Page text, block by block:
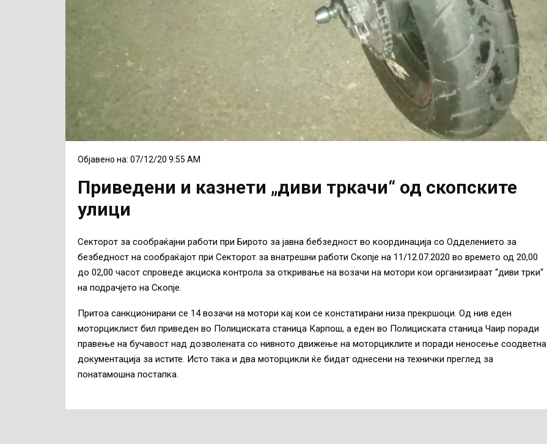
Објавено на: 07/12/20 9:55 AM
Приведени и казнети „диви тркачи“ од скопските
улици
Секторот за сообраќајни работи при Бирото за јавна бебзедност во координација со Одделението за
безбедност на сообраќајот при Секторот за внатрешни работи Скопје на 11/12.07.2020 во времето од 20,00
до 02,00 часот спроведе акциска контрола за откривање на возачи на мотори кои организираат “диви трки“
на подрачјето на Скопје.
Притоа санкционирани се 14 возачи на мотори кај кои се констатирани низа прекршоци. Од нив еден
моторциклист бил приведен во Полициската станица Карпош, а еден во Полициската станица Чаир поради
правење на бучавост над дозволената со нивното движење на моторциклите и поради неносење соодветна
документација за истите. Исто така и два моторцикли ќе бидат однесени на технички преглед за
понатамошна постапка.